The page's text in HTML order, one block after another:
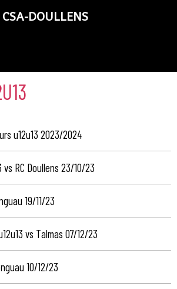
CSA-DOULLENS
u12u13 2023/2024
RC Doullens 23/10/23
19/11/23
vs Talmas 07/12/23
10/12/23